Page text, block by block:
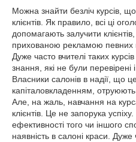
Можна знайти безліч курсів,
клієнтів. Як правило, всі ці
допомагають залучити
прихованою рекламою певних
Дуже часто вчителі таких
знання, які не були перевірені
Власники салонів в надії, що
капіталовкладенням, отруюють
Але, на жаль, навчання на
клієнтів. Це не запорука
ефективності того чи іншого
наявність в салоні краси. Дуже